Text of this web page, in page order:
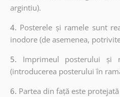
argintiu).
4. Posterele și ramele sunt
inodore (de asemenea,
5. Imprimeul posterului și
(introducerea posterului în
6. Partea din față este